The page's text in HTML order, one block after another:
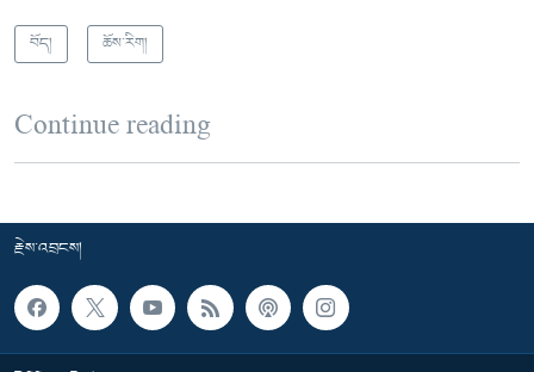
བོད། ཆོས་རིག།
Continue reading
རྗེས་འབྲངས།